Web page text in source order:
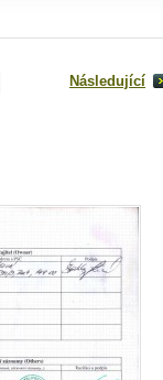
Následující